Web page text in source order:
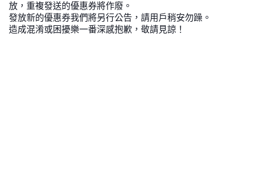
放，重複發送的優惠券將作廢。
發放新的優惠券我們將另行公告，請用戶稍安勿躁。
造成混淆或困擾樂一番深感抱歉，敬請見諒！